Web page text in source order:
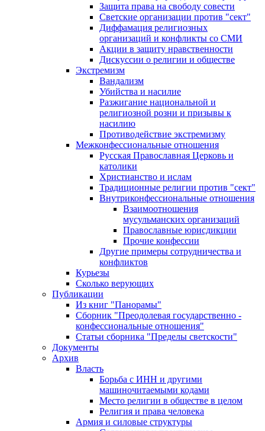
Защита права на свободу совести
Светские организации против "сект"
Диффамация религиозных
организаций и конфликты со СМИ
Акции в защиту нравственности
Дискуссии о религии и обществе
Экстремизм
Вандализм
Убийства и насилие
Разжигание национальной и
религиозной розни и призывы к
насилию
Противодействие экстремизму
Межконфессиональные отношения
Русская Православная Церковь и
католики
Христианство и ислам
Традиционные религии против "сект"
Внутриконфессиональные отношения
Взаимоотношения
мусульманских организаций
Православные юрисдикции
Прочие конфессии
Другие примеры сотрудничества и
конфликтов
Курьезы
Сколько верующих
Публикации
Из книг "Панорамы"
Сборник "Преодолевая государственно -
конфессиональные отношения"
Статьи сборника "Пределы светскости"
Документы
Архив
Власть
Борьба с ИНН и другими
машиночитаемыми кодами
Место религии в обществе в целом
Религия и права человека
Армия и силовые структуры